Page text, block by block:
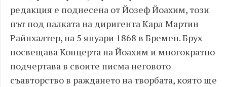
редакция е поднесена от Йозеф Йоахим, този
път под палката на диригента Карл Mартин
Райнхалтер, на 5 януари 1868 в Бремен. Брух
посвещава Концерта на Йоахим и многократно
подчертава в своите писма неговото
съавторство в раждането на творбата, която ще